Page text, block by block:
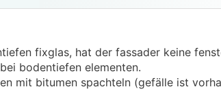
fixglas, hat der fassader keine
bodentiefen elementen.
mit bitumen spachteln (gefälle ist